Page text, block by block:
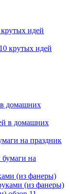
идей
в домашних
на праздник
(из фанеры)